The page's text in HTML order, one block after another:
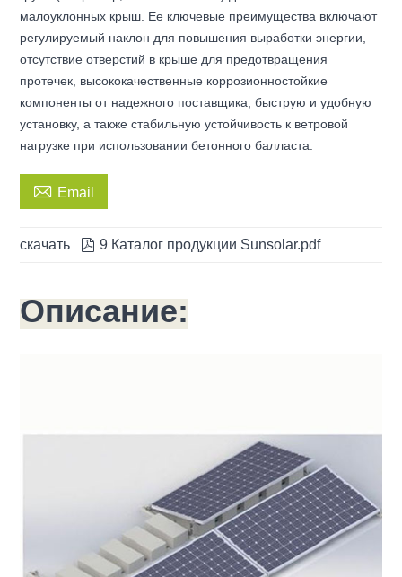
малоуклонных крыш. Ее ключевые преимущества включают
регулируемый наклон для повышения выработки энергии,
отсутствие отверстий в крыше для предотвращения
протечек, высококачественные коррозионностойкие
компоненты от надежного поставщика, быструю и удобную
установку, а также стабильную устойчивость к ветровой
нагрузке при использовании бетонного балласта.
 Email
скачать  9 Каталог продукции Sunsolar.pdf
Описание: